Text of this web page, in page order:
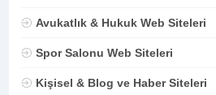
Avukatlık & Hukuk Web Siteleri
Spor Salonu Web Siteleri
Kişisel & Blog ve Haber Siteleri